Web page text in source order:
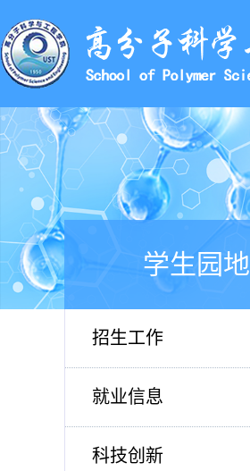
学生园地
招生工作
就业信息
科技创新